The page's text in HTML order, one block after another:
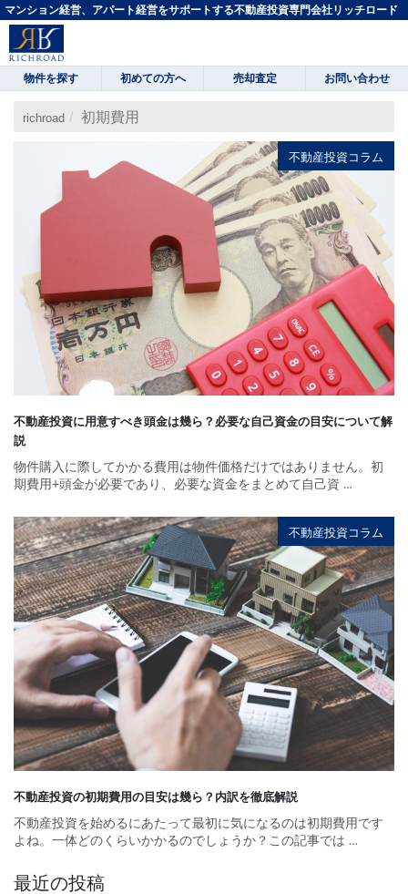
マンション経営、アパート経営をサポートする不動産投資専門会社リッチロード
物件を探す 初めての方へ 売却査定 お問い合わせ
richroad 初期費用
不動産投資コラム
不動産投資に用意すべき頭金は幾ら？必要な自己資金の目安について解
説
物件購入に際してかかる費用は物件価格だけではありません。初
期費用+頭金が必要であり、必要な資金をまとめて自己資 …
不動産投資コラム
不動産投資の初期費用の目安は幾ら？内訳を徹底解説
不動産投資を始めるにあたって最初に気になるのは初期費用です
よね。一体どのくらいかかるのでしょうか？この記事では …
最近の投稿